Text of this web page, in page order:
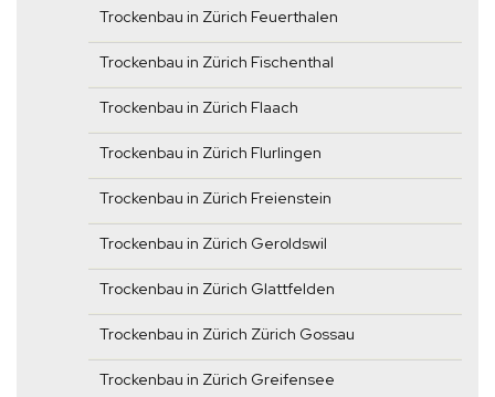
Trockenbau in Zürich Feuerthalen
Trockenbau in Zürich Fischenthal
Trockenbau in Zürich Flaach
Trockenbau in Zürich Flurlingen
Trockenbau in Zürich Freienstein
Trockenbau in Zürich Geroldswil
Trockenbau in Zürich Glattfelden
Trockenbau in Zürich Zürich Gossau
Trockenbau in Zürich Greifensee